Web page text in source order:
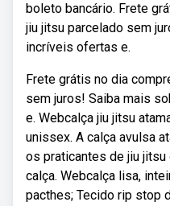
boleto bancário. Frete
jiu jitsu parcelado sem
incríveis ofertas e.
Frete grátis no dia
sem juros! Saiba mais
e. Webcalça jiu jitsu
unissex. A calça avulsa
os praticantes de jiu
calça. Webcalça lisa,
pacthes; Tecido rip stop